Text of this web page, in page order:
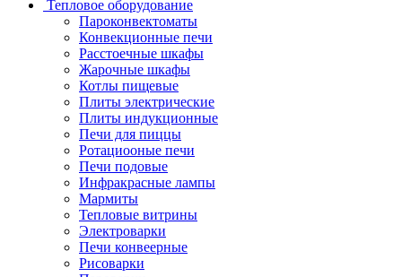
Тепловое оборудование
Пароконвектоматы
Конвекционные печи
Расстоечные шкафы
Жарочные шкафы
Котлы пищевые
Плиты электрические
Плиты индукционные
Печи для пиццы
Ротациооные печи
Печи подовые
Инфракрасные лампы
Мармиты
Тепловые витрины
Электроварки
Печи конвеерные
Рисоварки